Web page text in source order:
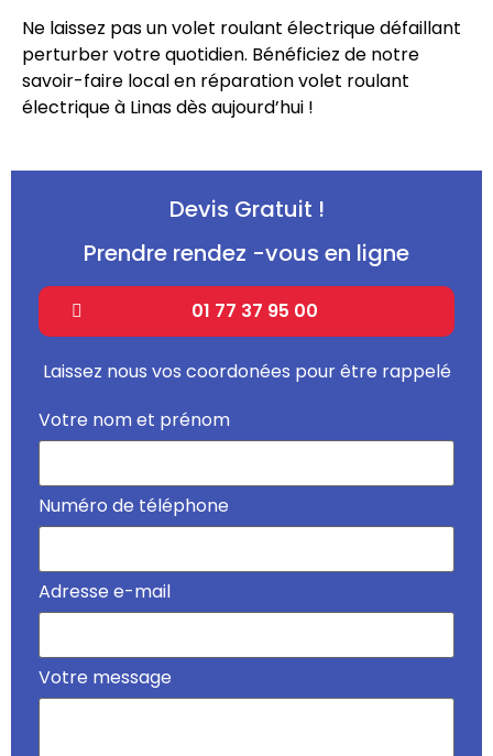
Ne laissez pas un volet roulant électrique défaillant
perturber votre quotidien. Bénéficiez de notre
savoir-faire local en réparation volet roulant
électrique à Linas dès aujourd’hui !
Devis Gratuit !
Prendre rendez -vous en ligne
01 77 37 95 00
Laissez nous vos coordonées pour être rappelé
Votre nom et prénom
Numéro de téléphone
Adresse e-mail
Votre message